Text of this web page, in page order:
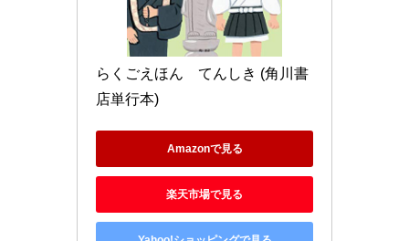
らくごえほん　てんしき (角川書
店単行本)
Amazonで見る
楽天市場で見る